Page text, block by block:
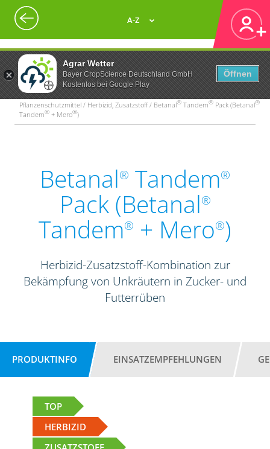
Agrar Wetter
Bayer CropScience Deutschland GmbH
Kostenlos bei Google Play
Öffnen
A-Z
Pflanzenschutzmittel / Herbizid, Zusatzstoff / Betanal® Tandem® Pack (Betanal®
Tandem® + Mero®)
Betanal® Tandem®
Pack (Betanal®
Tandem® + Mero®)
Herbizid-Zusatzstoff-Kombination zur
Bekämpfung von Unkräutern in Zucker- und
Futterrüben
PRODUKTINFO EINSATZEMPFEHLUNGEN
TOP
HERBIZID